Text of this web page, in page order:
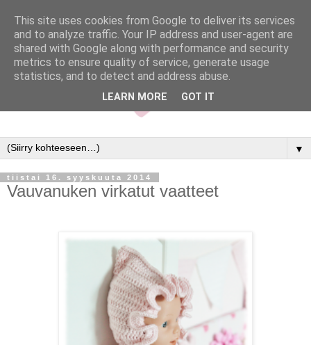
▼
tiistai 16. syyskuuta 2014
Vauvanuken virkatut vaatteet
This site uses cookies from Google to deliver its services
and to analyze traffic. Your IP address and user-agent are
shared with Google along with performance and security
metrics to ensure quality of service, generate usage
statistics, and to detect and address abuse.
LEARN MORE GOT IT